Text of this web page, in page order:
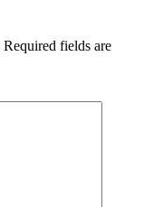
Required fields are